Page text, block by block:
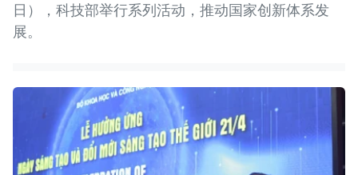
日），科技部举行系列活动，推动国家创新体系发
展。